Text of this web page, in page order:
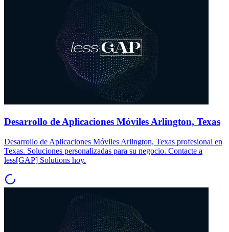
Desarrollo de Aplicaciones Móviles Arlington, Texas
Desarrollo de Aplicaciones Móviles Arlington, Texas profesional en
Texas. Soluciones personalizadas para su negocio. Contacte a
less[GAP] Solutions hoy.